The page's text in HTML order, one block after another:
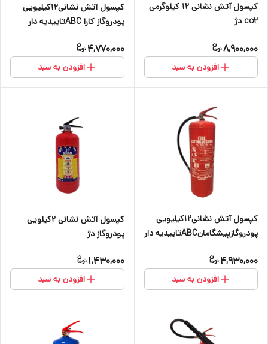
کپسول آتش نشانی ۱۲ کیلوگرمی
co2 دژ
8,900,000
افزودن به سبد
کپسول آتش نشانی۱۲کیلیویی
پودروگاز کارا ABCتاییدیه دار
4,770,000
افزودن به سبد
کپسول آتش نشانی۱۲کیلیویی
پودروگازپیشگامانABCتاییدیه دار
4,930,000
افزودن به سبد
کپسول آتش نشانی ۲کیلویی
پودروگاز دژ
1,430,000
افزودن به سبد